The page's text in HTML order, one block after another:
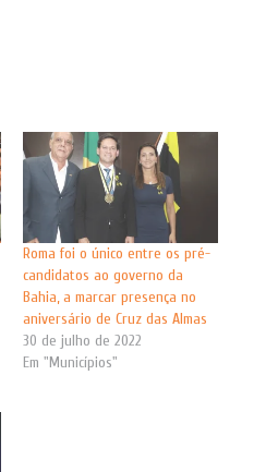
Roma foi o único entre os pré-
candidatos ao governo da
Bahia, a marcar presença no
aniversário de Cruz das Almas
30 de julho de 2022
Em "Municípios"